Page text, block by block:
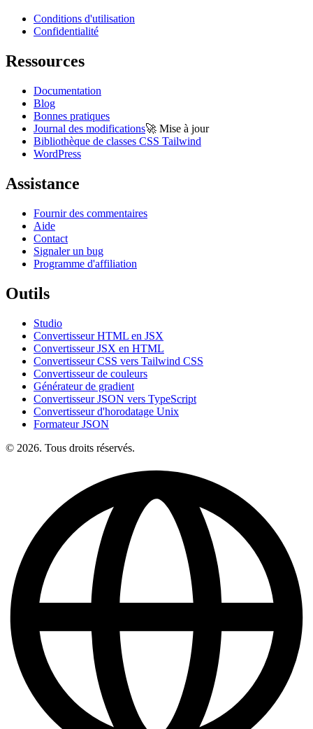
Conditions d'utilisation
Confidentialité
Ressources
Documentation
Blog
Bonnes pratiques
Journal des modifications🚀 Mise à jour
Bibliothèque de classes CSS Tailwind
WordPress
Assistance
Fournir des commentaires
Aide
Contact
Signaler un bug
Programme d'affiliation
Outils
Studio
Convertisseur HTML en JSX
Convertisseur JSX en HTML
Convertisseur CSS vers Tailwind CSS
Convertisseur de couleurs
Générateur de gradient
Convertisseur JSON vers TypeScript
Convertisseur d'horodatage Unix
Formateur JSON
© 2026. Tous droits réservés.